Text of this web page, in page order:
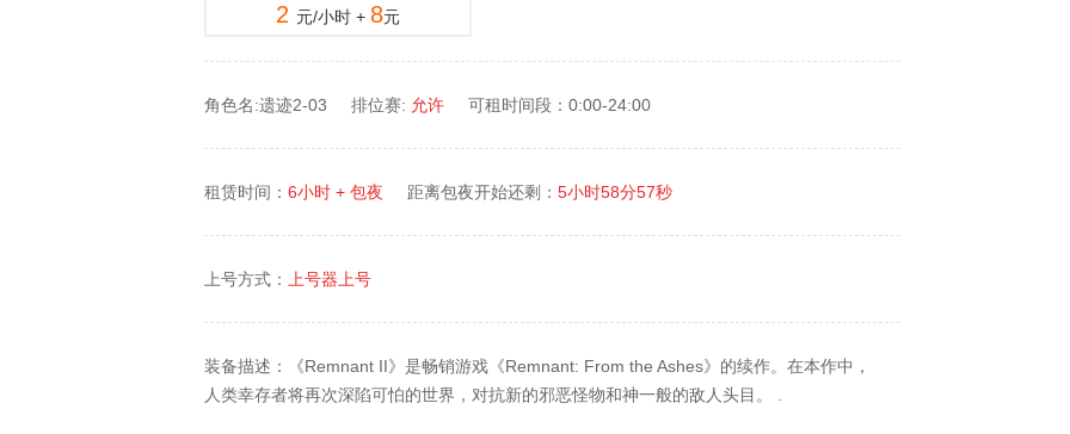
2 元/小时 + 8元
角色名:遗迹2-03 排位赛: 允许 可租时间段：0:00-24:00
租赁时间： 6小时 + 包夜 距离包夜开始还剩： 5小时58分57秒
上号方式： 上号器上号
装备描述：《Remnant II》是畅销游戏《Remnant: From the Ashes》的续作。在本作中，
人类幸存者将再次深陷可怕的世界，对抗新的邪恶怪物和神一般的敌人头目。 .